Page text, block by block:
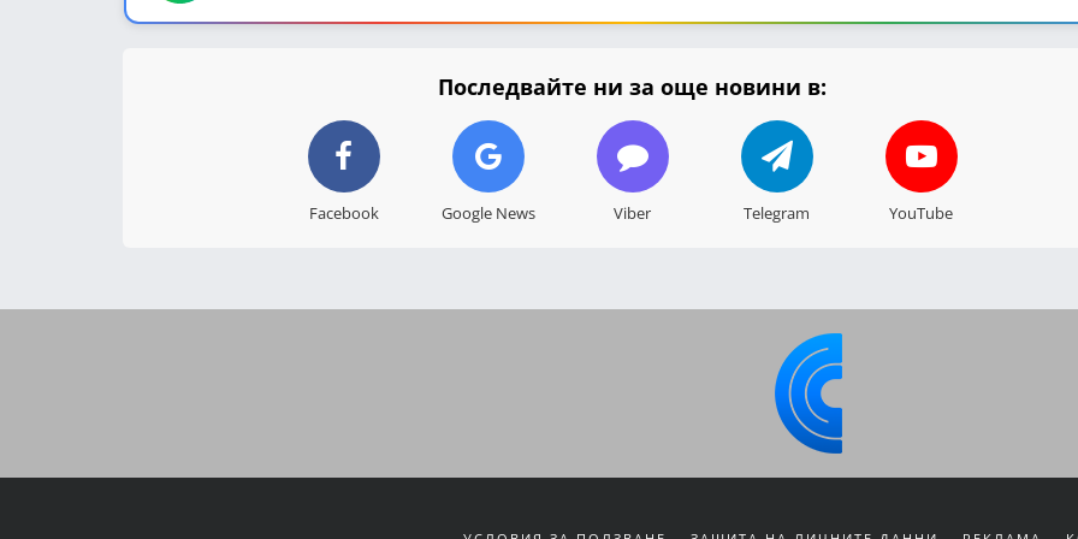
Последвайте ни за още новини в:
Facebook Google News Viber Telegram YouTube